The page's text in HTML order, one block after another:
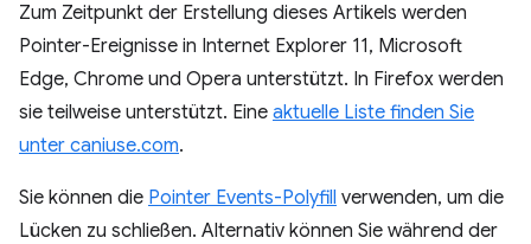
Zum Zeitpunkt der Erstellung dieses Artikels werden
Pointer-Ereignisse in Internet Explorer 11, Microsoft
Edge, Chrome und Opera unterstützt. In Firefox werden
sie teilweise unterstützt. Eine aktuelle Liste finden Sie
unter caniuse.com.
Sie können die Pointer Events-Polyfill verwenden, um die
Lücken zu schließen. Alternativ können Sie während der